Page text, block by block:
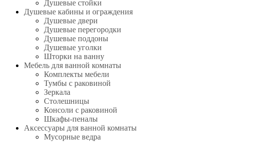
Душевые стойки
Душевые кабины и ограждения
Душевые двери
Душевые перегородки
Душевые поддоны
Душевые уголки
Шторки на ванну
Мебель для ванной комнаты
Комплекты мебели
Тумбы с раковиной
Зеркала
Столешницы
Консоли с раковиной
Шкафы-пеналы
Аксессуары для ванной комнаты
Мусорные ведра